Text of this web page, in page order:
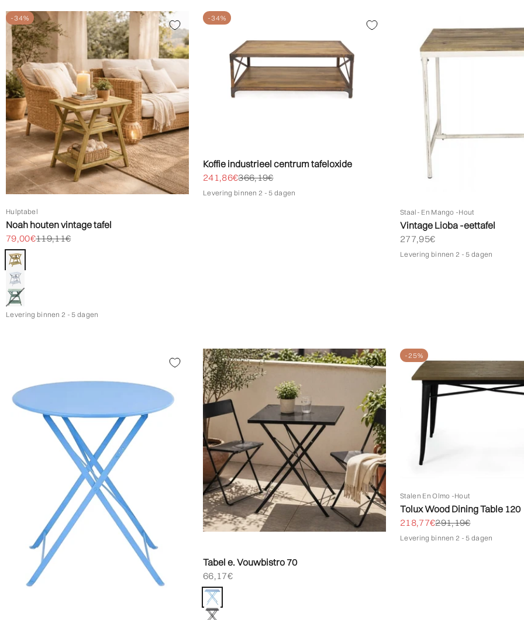
-34%
Hulptabel
Noah houten vintage tafel
Biedprijs aanbieden
79,00€Normale prijs
119,11€
Kleur
Natuurlijk
Wit
Groente
Levering binnen 2 - 5 dagen
-34%
Koffie industrieel centrum tafeloxide
Biedprijs aanbieden
241,86€Normale prijs
366,19€
Levering binnen 2 - 5 dagen
Staal- En Mango -hout
Vintage Lioba -eettafel
Biedprijs aanbieden
277,95€
Levering binnen 2 - 5 dagen
Tabel e. Vouwbistro 70
Biedprijs aanbieden
66,17€
Kleur
Blauw
Zwart
-25%
Stalen En Olmo -hout
Tolux Wood Dining Table 120
Biedprijs aanbieden
218,77€Normale prijs
291,19€
Levering binnen 2 - 5 dagen